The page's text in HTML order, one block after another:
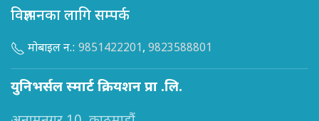
विज्ञापनका लागि सम्पर्क
मोबाइल न.: 9851422201, 9823588801
युनिभर्सल स्मार्ट क्रियशन प्रा .लि.